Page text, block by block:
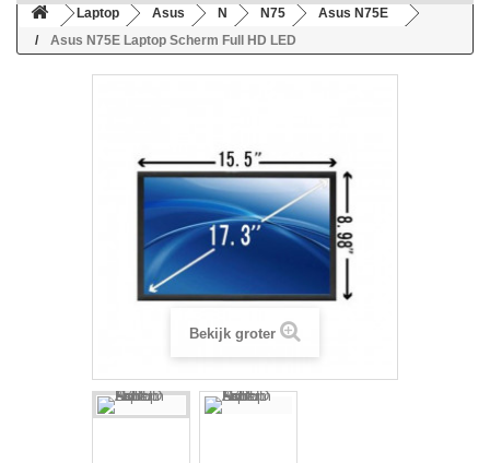
Laptop Asus N N75
Asus N75E
Asus N75E Laptop Scherm Full HD LED
Bekijk groter